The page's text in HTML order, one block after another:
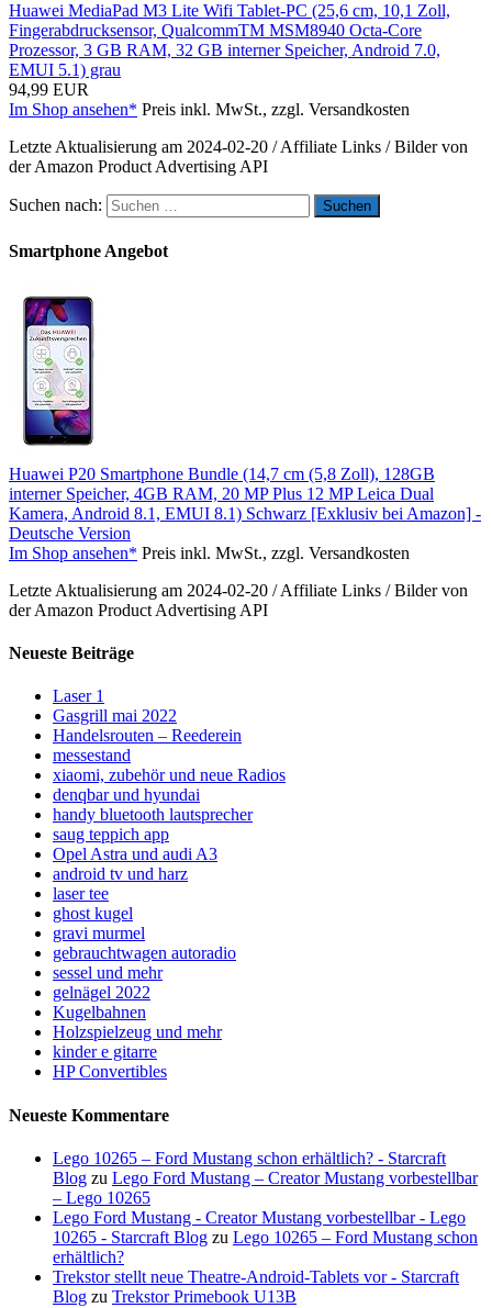
Huawei MediaPad M3 Lite Wifi Tablet-PC (25,6 cm, 10,1 Zoll,
Fingerabdrucksensor, QualcommTM MSM8940 Octa-Core
Prozessor, 3 GB RAM, 32 GB interner Speicher, Android 7.0,
EMUI 5.1) grau
94,99 EUR
Im Shop ansehen* Preis inkl. MwSt., zzgl. Versandkosten
Letzte Aktualisierung am 2024-02-20 / Affiliate Links / Bilder von
der Amazon Product Advertising API
Suchen nach:
Smartphone Angebot
Huawei P20 Smartphone Bundle (14,7 cm (5,8 Zoll), 128GB
interner Speicher, 4GB RAM, 20 MP Plus 12 MP Leica Dual
Kamera, Android 8.1, EMUI 8.1) Schwarz [Exklusiv bei Amazon] -
Deutsche Version
Im Shop ansehen* Preis inkl. MwSt., zzgl. Versandkosten
Letzte Aktualisierung am 2024-02-20 / Affiliate Links / Bilder von
der Amazon Product Advertising API
Neueste Beiträge
Laser 1
Gasgrill mai 2022
Handelsrouten – Reederein
messestand
xiaomi, zubehör und neue Radios
denqbar und hyundai
handy bluetooth lautsprecher
saug teppich app
Opel Astra und audi A3
android tv und harz
laser tee
ghost kugel
gravi murmel
gebrauchtwagen autoradio
sessel und mehr
gelnägel 2022
Kugelbahnen
Holzspielzeug und mehr
kinder e gitarre
HP Convertibles
Neueste Kommentare
Lego 10265 – Ford Mustang schon erhältlich? - Starcraft
Blog zu Lego Ford Mustang – Creator Mustang vorbestellbar
– Lego 10265
Lego Ford Mustang - Creator Mustang vorbestellbar - Lego
10265 - Starcraft Blog zu Lego 10265 – Ford Mustang schon
erhältlich?
Trekstor stellt neue Theatre-Android-Tablets vor - Starcraft
Blog zu Trekstor Primebook U13B